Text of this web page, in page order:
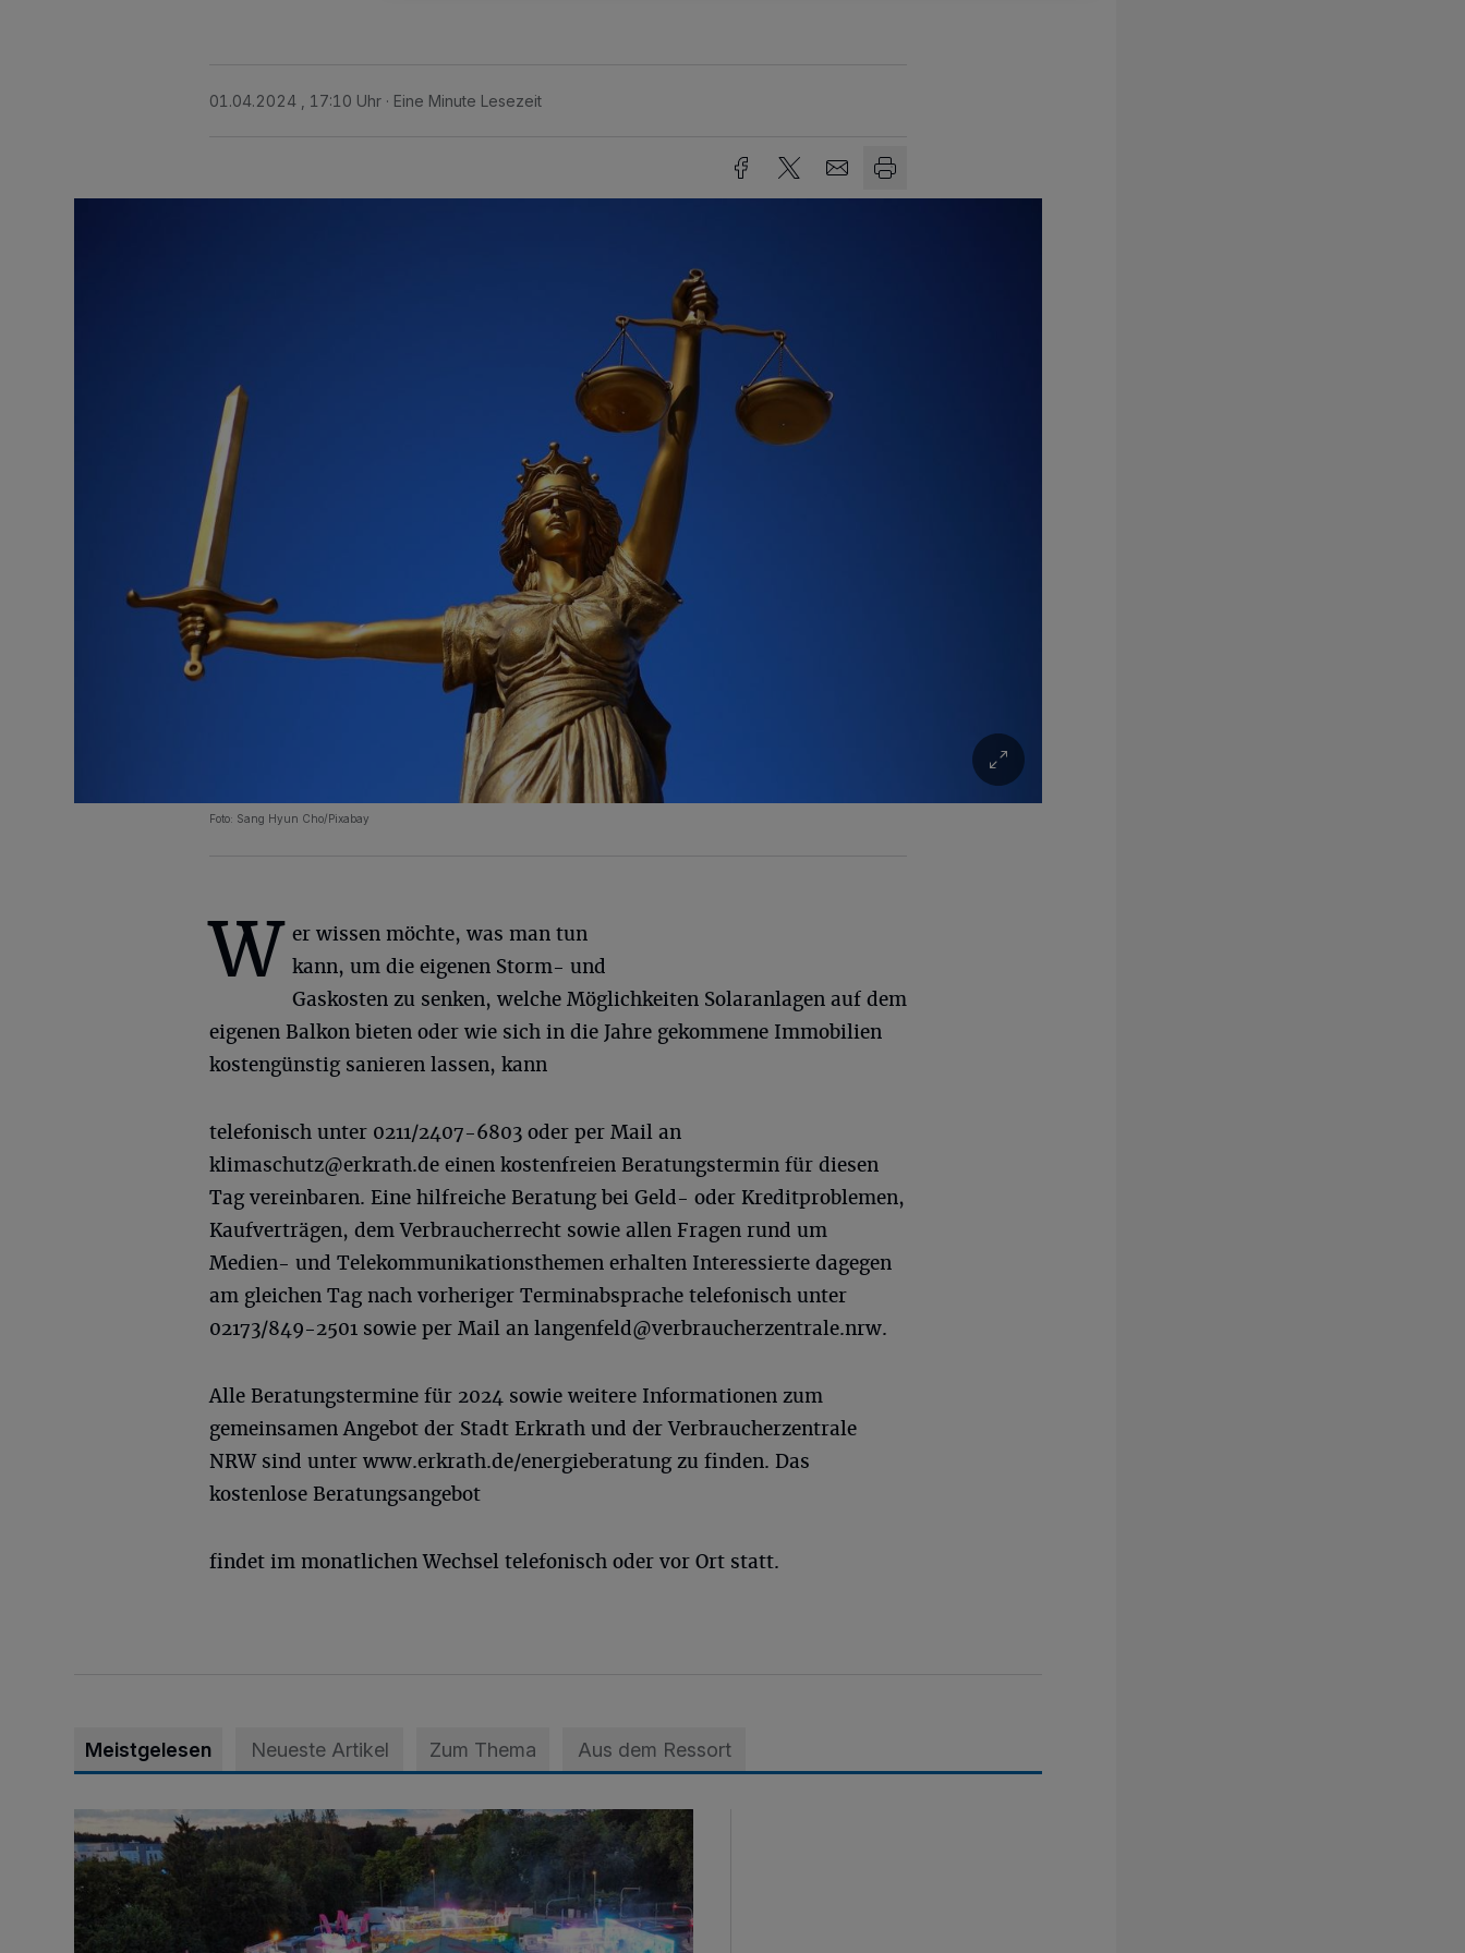
01.04.2024 , 17:10 Uhr Eine Minute Lesezeit
Foto: Sang Hyun Cho/Pixabay
W er wissen möchte, was man tun
kann, um die eigenen Storm- und
Gaskosten zu senken, welche Möglichkeiten Solaranlagen auf dem
eigenen Balkon bieten oder wie sich in die Jahre gekommene Immobilien
kostengünstig sanieren lassen, kann
telefonisch unter 0211/2407-6803 oder per Mail an
klimaschutz@erkrath.de einen kostenfreien Beratungstermin für diesen
Tag vereinbaren. Eine hilfreiche Beratung bei Geld- oder Kreditproblemen,
Kaufverträgen, dem Verbraucherrecht sowie allen Fragen rund um
Medien- und Telekommunikationsthemen erhalten Interessierte dagegen
am gleichen Tag nach vorheriger Terminabsprache telefonisch unter
02173/849-2501 sowie per Mail an langenfeld@verbraucherzentrale.nrw.
Alle Beratungstermine für 2024 sowie weitere Informationen zum
gemeinsamen Angebot der Stadt Erkrath und der Verbraucherzentrale
NRW sind unter www.erkrath.de/energieberatung zu finden. Das
kostenlose Beratungsangebot
findet im monatlichen Wechsel telefonisch oder vor Ort statt.
Meistgelesen Neueste Artikel Zum Thema Aus dem Ressort
Vier Tage mit vollem Programm